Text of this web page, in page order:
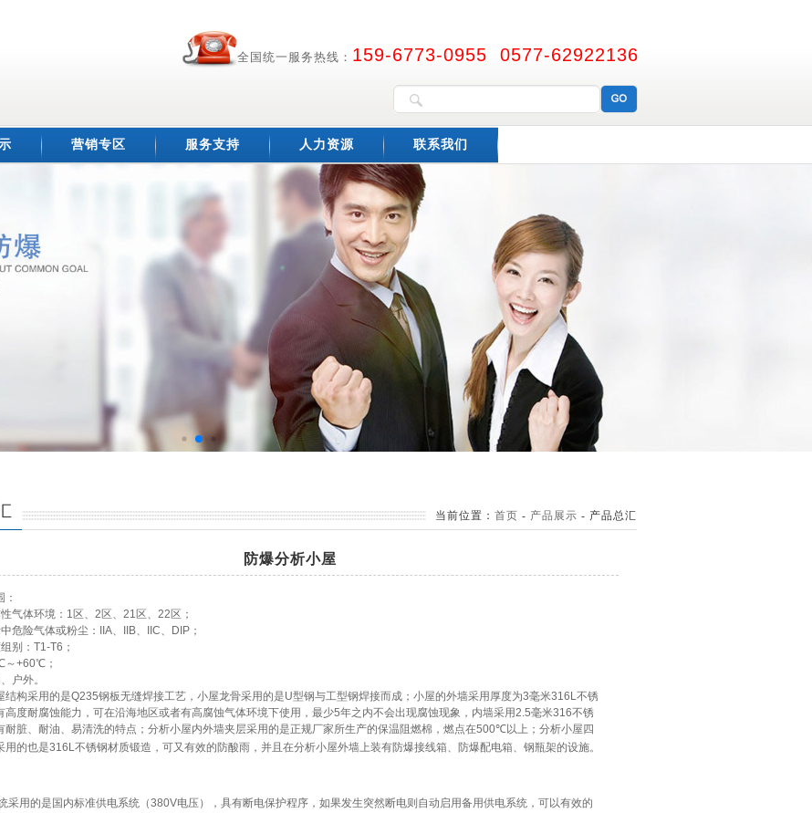
全国统一服务热线： 159-6773-0955 0577-62922136
营销专区 服务支持 人力资源 联系我们
当前位置： 首页 - 产品展示 - 产品总汇
防爆分析小屋
气体环境：1区、2区、21区、22区；
危险气体或粉尘：IIA、IIB、IIC、DIP；
别：T1-T6；
～+60℃；
户外。
结构采用的是Q235钢板无缝焊接工艺，小屋龙骨采用的是U型钢与工型钢焊接而成；小屋的外墙采用厚度为3毫米316L 不锈
高度耐腐蚀能力，可在沿海地区或者有高腐蚀气体环境下使用，最少5年之内不会出现腐蚀现象，内墙采用2.5毫米316不锈
耐脏、耐油、易清洗的特点；分析小屋内外墙夹层采用的是正规厂家所生产的保温阻燃棉，燃点在500℃以上；分析小屋四
用的也是316L 不锈钢材质锻造，可又有效的防酸雨，并且在分析小屋外墙上装有防爆接线箱、防爆配电箱、钢瓶架的设施。
采用的是国内标准供电系统（380V电压），具有断电保护程序，如果发生突然断电则自动启用备用供电系统，可以有效的